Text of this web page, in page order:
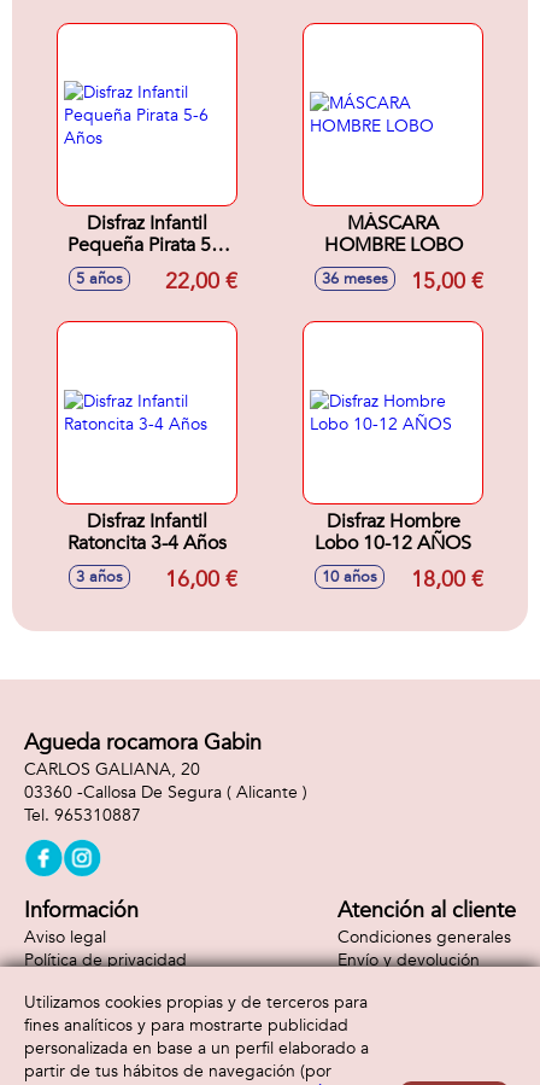
Disfraz Infantil
Pequeña Pirata 5-6
Años
5 años 22,00 €
MÁSCARA
HOMBRE LOBO
36 meses 15,00 €
Disfraz Infantil
Ratoncita 3-4 Años
3 años 16,00 €
Disfraz Hombre
Lobo 10-12 AÑOS
10 años 18,00 €
Agueda rocamora Gabin
CARLOS GALIANA, 20
03360 -Callosa De Segura ( Alicante )
965310887
Información
Aviso legal
Política de privacidad
Atención al cliente
Condiciones generales
Envío y devolución
Formas de pago
Utilizamos cookies propias y de terceros para
fines analíticos y para mostrarte publicidad
personalizada en base a un perfil elaborado a
partir de tus hábitos de navegación (por